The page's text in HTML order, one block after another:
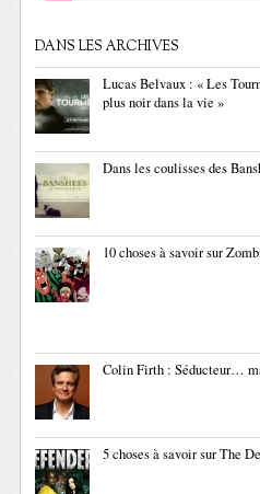
DANS LES ARCHIVES
Lucas Belvaux : « Les
plus noir dans la vie »
Dans les coulisses des
10 choses à savoir sur
Colin Firth : Séducteur…
5 choses à savoir sur The